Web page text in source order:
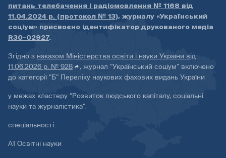
питань телебачення і радіомовлення № 1168 від
11.04.2024 р. (протокол № 13), журналу «Український
соціум» присвоєно ідентифікатор друкованого медіа
R30-02927.
Згідно з наказом Міністерства освіти і науки України від
11.06.2026 р. № 928
, журнал “Український соціум” включено
до категорії “Б” Переліку наукових фахових видань України
у межах кластеру “Розвиток людського капіталу, соціальні
науки та журналістика”,
спеціальності:
А1 Освітні науки